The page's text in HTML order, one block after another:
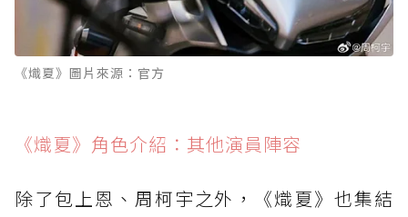
《熾夏》圖片來源：官方
《熾夏》角色介紹：其他演員陣容
除了包上恩、周柯宇之外，《熾夏》也集結